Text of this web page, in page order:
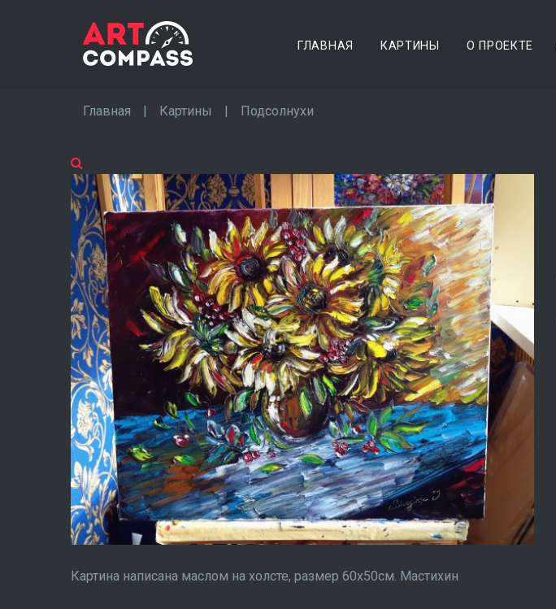
ГЛАВНАЯ КАРТИНЫ О ПРОЕКТЕ
Главная Картины Подсолнухи
Картина написана маслом на холсте, размер 60х50см. Мастихин